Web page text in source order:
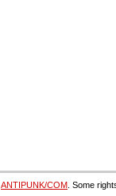
ANTIPUNK/COM . Some